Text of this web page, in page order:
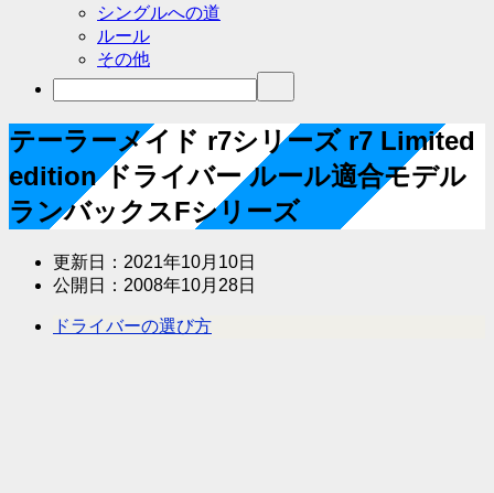
シングルへの道
ルール
その他
テーラーメイド r7シリーズ r7 Limited
edition ドライバー ルール適合モデル
ランバックスFシリーズ
更新日： 2021年10月10日
公開日： 2008年10月28日
ドライバーの選び方